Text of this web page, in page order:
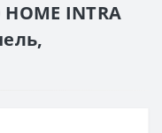
INTRA